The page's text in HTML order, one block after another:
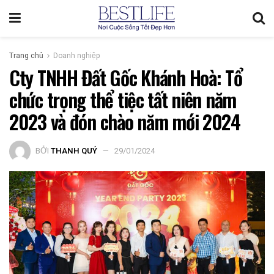
Trang chủ Doanh nghiệp
Cty TNHH Đất Gốc Khánh Hoà: Tổ
chức trọng thể tiệc tất niên năm
2023 và đón chào năm mới 2024
BỞI THANH QUÝ 29/01/2024